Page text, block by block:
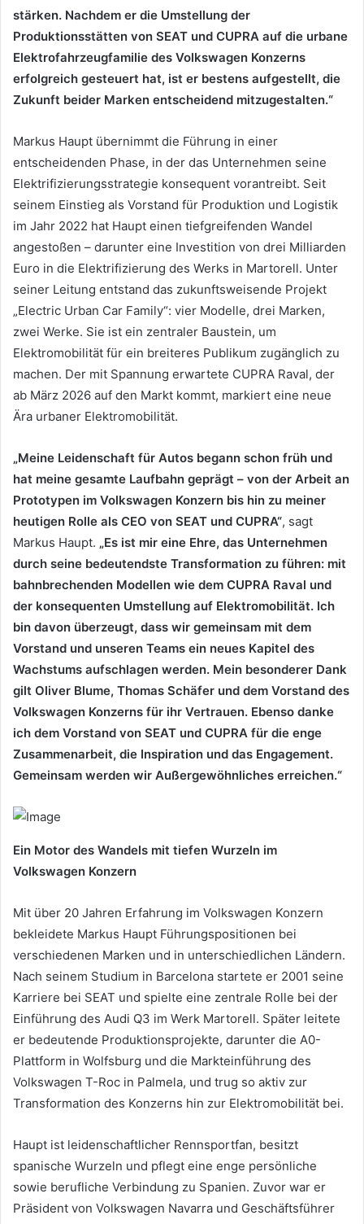
stärken. Nachdem er die Umstellung der
Produktionsstätten von SEAT und CUPRA auf die urbane
Elektrofahrzeugfamilie des Volkswagen Konzerns
erfolgreich gesteuert hat, ist er bestens aufgestellt, die
Zukunft beider Marken entscheidend mitzugestalten.“
Markus Haupt übernimmt die Führung in einer
entscheidenden Phase, in der das Unternehmen seine
Elektrifizierungsstrategie konsequent vorantreibt. Seit
seinem Einstieg als Vorstand für Produktion und Logistik
im Jahr 2022 hat Haupt einen tiefgreifenden Wandel
angestoßen – darunter eine Investition von drei Milliarden
Euro in die Elektrifizierung des Werks in Martorell. Unter
seiner Leitung entstand das zukunftsweisende Projekt
„Electric Urban Car Family“: vier Modelle, drei Marken,
zwei Werke. Sie ist ein zentraler Baustein, um
Elektromobilität für ein breiteres Publikum zugänglich zu
machen. Der mit Spannung erwartete CUPRA Raval, der
ab März 2026 auf den Markt kommt, markiert eine neue
Ära urbaner Elektromobilität.
„Meine Leidenschaft für Autos begann schon früh und
hat meine gesamte Laufbahn geprägt – von der Arbeit an
Prototypen im Volkswagen Konzern bis hin zu meiner
heutigen Rolle als CEO von SEAT und CUPRA“, sagt
Markus Haupt. „Es ist mir eine Ehre, das Unternehmen
durch seine bedeutendste Transformation zu führen: mit
bahnbrechenden Modellen wie dem CUPRA Raval und
der konsequenten Umstellung auf Elektromobilität. Ich
bin davon überzeugt, dass wir gemeinsam mit dem
Vorstand und unseren Teams ein neues Kapitel des
Wachstums aufschlagen werden. Mein besonderer Dank
gilt Oliver Blume, Thomas Schäfer und dem Vorstand des
Volkswagen Konzerns für ihr Vertrauen. Ebenso danke
ich dem Vorstand von SEAT und CUPRA für die enge
Zusammenarbeit, die Inspiration und das Engagement.
Gemeinsam werden wir Außergewöhnliches erreichen.“
Ein Motor des Wandels mit tiefen Wurzeln im
Volkswagen Konzern
Mit über 20 Jahren Erfahrung im Volkswagen Konzern
bekleidete Markus Haupt Führungspositionen bei
verschiedenen Marken und in unterschiedlichen Ländern.
Nach seinem Studium in Barcelona startete er 2001 seine
Karriere bei SEAT und spielte eine zentrale Rolle bei der
Einführung des Audi Q3 im Werk Martorell. Später leitete
er bedeutende Produktionsprojekte, darunter die A0-
Plattform in Wolfsburg und die Markteinführung des
Volkswagen T-Roc in Palmela, und trug so aktiv zur
Transformation des Konzerns hin zur Elektromobilität bei.
Haupt ist leidenschaftlicher Rennsportfan, besitzt
spanische Wurzeln und pflegt eine enge persönliche
sowie berufliche Verbindung zu Spanien. Zuvor war er
Präsident von Volkswagen Navarra und Geschäftsführer